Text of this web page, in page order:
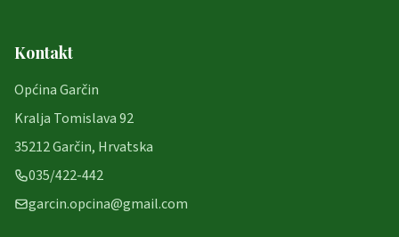
Kontakt
Općina Garčin
Kralja Tomislava 92
35212 Garčin, Hrvatska
035/422-442
garcin.opcina@gmail.com